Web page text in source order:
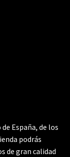
España, de los
podrás
de gran calidad